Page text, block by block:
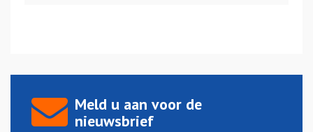
Meld u aan voor de
nieuwsbrief